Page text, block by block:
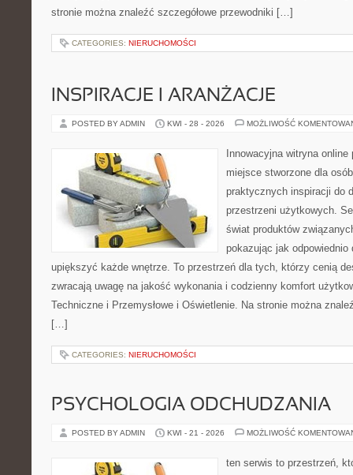
stronie można znaleźć szczegółowe przewodniki […]
CATEGORIES: NIERUCHOMOŚCI
INSPIRACJE I ARANŻACJE
POSTED BY ADMIN KWI - 28 - 2026 MOŻLIWOŚĆ
Innowacyjna witryna
miejsce stworzone dla
praktycznych inspiracji do
przestrzeni użytkowych.
świat produktów
pokazując jak odpowiednio
upiększyć każde wnętrze. To przestrzeń dla tych, którzy cenią
zwracają uwagę na jakość wykonania i codzienny komfort
Techniczne i Przemysłowe i Oświetlenie. Na stronie można
[…]
CATEGORIES: NIERUCHOMOŚCI
PSYCHOLOGIA ODCHUDZANIA
POSTED BY ADMIN KWI - 21 - 2026 MOŻLIWOŚĆ
ten serwis to przestrzeń,